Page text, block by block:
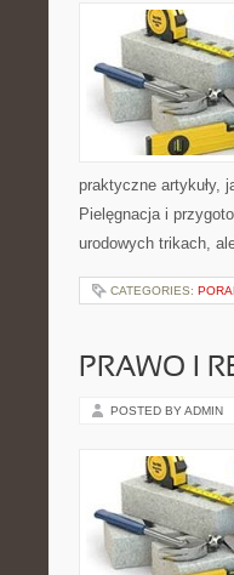
praktyczne artykuły,
Pielęgnacja i
urodowych trikach,
CATEGORIES:
PRAWO I
POSTED BY ADMIN